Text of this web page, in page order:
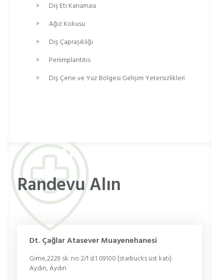
Diş Eti Kanaması
Ağız Kokusu
Diş Çapraşıklığı
Periimplantitis
Diş Çene ve Yüz Bölgesi Gelişim Yetersizlikleri
Randevu Alın
Dt. Çağlar Atasever Muayenehanesi
Girne,2229 sk. no:2/1 d:1 09100 (starbucks üst katı)
Aydın, Aydın